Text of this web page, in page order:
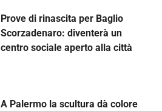
Prove di rinascita per Baglio
Scorzadenaro: diventerà un
centro sociale aperto alla città
A Palermo la scultura dà colore